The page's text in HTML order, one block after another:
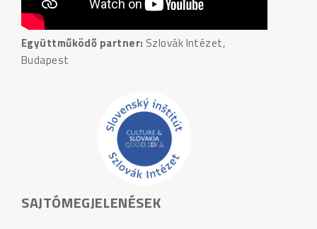
Együttműködő partner: Szlovák Intézet,
Budapest
SAJTÓMEGJELENÉSEK